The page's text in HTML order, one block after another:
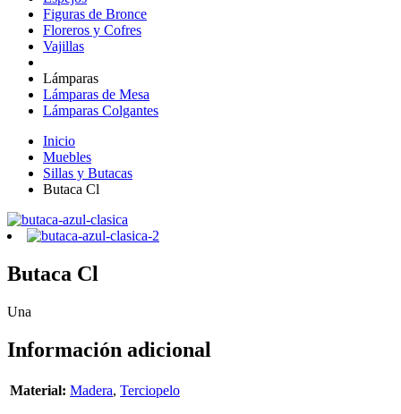
Figuras de Bronce
Floreros y Cofres
Vajillas
Lámparas
Lámparas de Mesa
Lámparas Colgantes
Inicio
Muebles
Sillas y Butacas
Butaca Cl
Butaca Cl
Una
Información adicional
Material: Madera, Terciopelo